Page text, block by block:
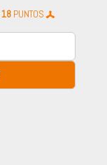
18 PUNTOS